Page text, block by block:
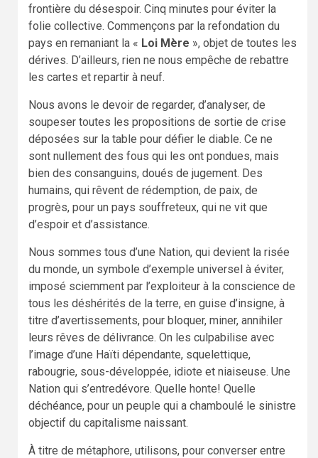
frontière du désespoir. Cinq minutes pour éviter la
folie collective. Commençons par la refondation du
pays en remaniant la « Loi Mère », objet de toutes les
dérives. D’ailleurs, rien ne nous empêche de rebattre
les cartes et repartir à neuf.
Nous avons le devoir de regarder, d’analyser, de
soupeser toutes les propositions de sortie de crise
déposées sur la table pour défier le diable. Ce ne
sont nullement des fous qui les ont pondues, mais
bien des consanguins, doués de jugement. Des
humains, qui rêvent de rédemption, de paix, de
progrès, pour un pays souffreteux, qui ne vit que
d’espoir et d’assistance.
Nous sommes tous d’une Nation, qui devient la risée
du monde, un symbole d’exemple universel à éviter,
imposé sciemment par l’exploiteur à la conscience de
tous les déshérités de la terre, en guise d’insigne, à
titre d’avertissements, pour bloquer, miner, annihiler
leurs rêves de délivrance. On les culpabilise avec
l’image d’une Haïti dépendante, squelettique,
rabougrie, sous-développée, idiote et niaiseuse. Une
Nation qui s’entredévore. Quelle honte! Quelle
déchéance, pour un peuple qui a chamboulé le sinistre
objectif du capitalisme naissant.
À titre de métaphore, utilisons, pour converser entre